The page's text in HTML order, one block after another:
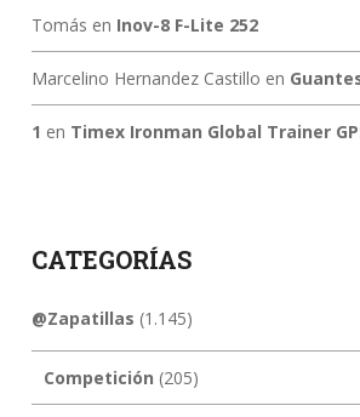
Tomás en Inov-8 F-Lite 252
Marcelino Hernandez Castillo en
1 en Timex Ironman Global Trainer
CATEGORÍAS
@Zapatillas (1.145)
Competición (205)